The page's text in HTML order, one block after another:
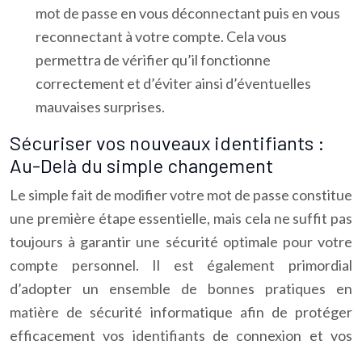
mot de passe en vous déconnectant puis en vous
reconnectant à votre compte. Cela vous
permettra de vérifier qu’il fonctionne
correctement et d’éviter ainsi d’éventuelles
mauvaises surprises.
Sécuriser vos nouveaux identifiants :
Au-Delà du simple changement
Le simple fait de modifier votre mot de passe constitue
une première étape essentielle, mais cela ne suffit pas
toujours à garantir une sécurité optimale pour votre
compte personnel. Il est également primordial
d’adopter un ensemble de bonnes pratiques en
matière de sécurité informatique afin de protéger
efficacement vos identifiants de connexion et vos